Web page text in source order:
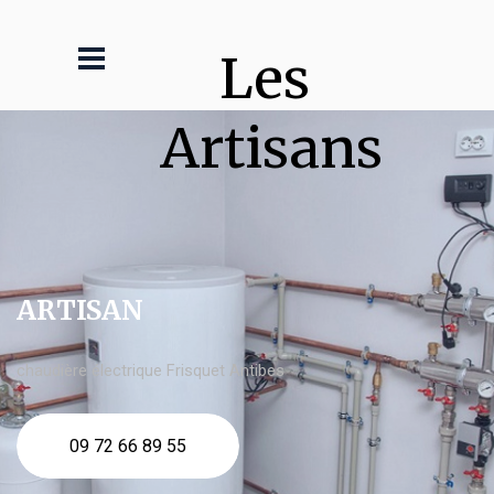
Les
Artisans
ARTISAN
chaudière électrique Frisquet Antibes
09 72 66 89 55